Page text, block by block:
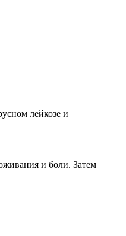
лейкозе и
и боли. Затем